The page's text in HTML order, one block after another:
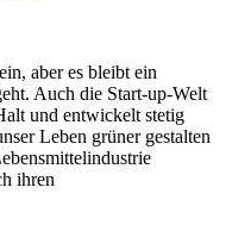
aber es bleibt ein
Auch die Start-up-Welt
und entwickelt stetig
Leben grüner gestalten
ihren